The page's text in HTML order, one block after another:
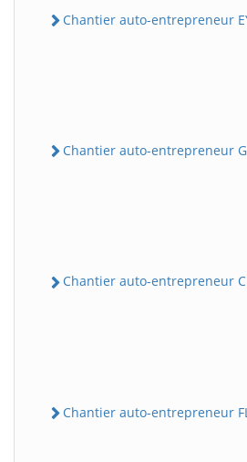
Chantier auto-entrepreneur
Chantier auto-entrepreneur
Chantier auto-entrepreneur
Chantier auto-entrepreneur